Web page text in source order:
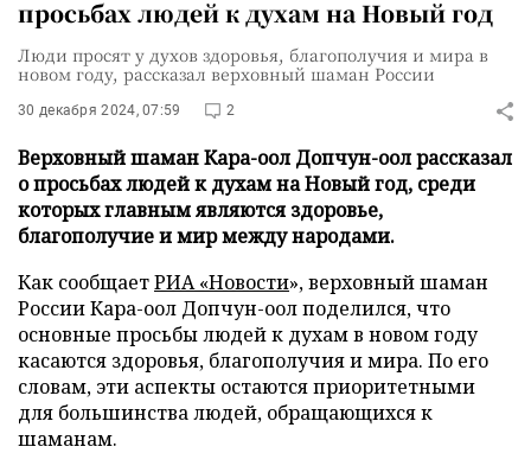
просьбах людей к духам на Новый год
Люди просят у духов здоровья, благополучия и мира в
новом году, рассказал верховный шаман России
30 декабря 2024, 07:59 2
Верховный шаман Кара-оол Допчун-оол рассказал
о просьбах людей к духам на Новый год, среди
которых главным являются здоровье,
благополучие и мир между народами.
Как сообщаетРИА «Новости», верховный шаман
России Кара-оол Допчун-оол поделился, что
основные просьбы людей к духам в новом году
касаются здоровья, благополучия и мира. По его
словам, эти аспекты остаются приоритетными
для большинства людей, обращающихся к
шаманам.